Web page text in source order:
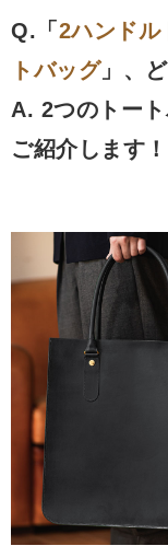
Q.「2ハンドル
トバッグ」、
A. 2つのトー
ご紹介します！